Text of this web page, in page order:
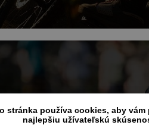
stránka používa cookies, aby vám
najlepšiu užívateľskú